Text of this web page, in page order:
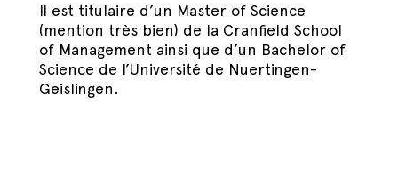
Il est titulaire d’un Master of Science
(mention très bien) de la Cranfield School
of Management ainsi que d’un Bachelor of
Science de l’Université de Nuertingen-
Geislingen.